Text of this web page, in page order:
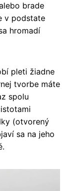
brade
v podstate
hromadí
pleti žiadne
tvorbe máte
spolu
(otvorený
sa na jeho